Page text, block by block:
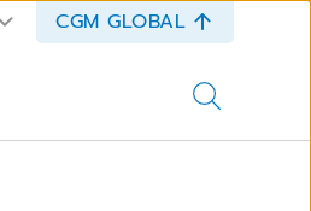
CGM GLOBAL